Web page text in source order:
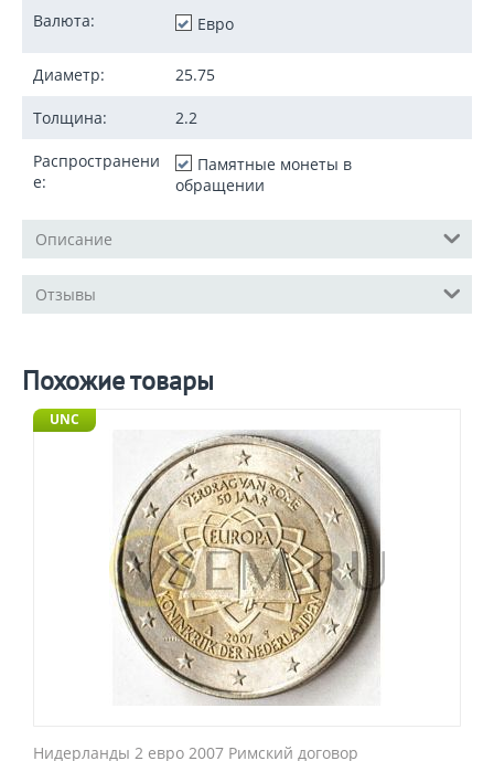
Валюта: Евро
Диаметр: 25.75
Толщина: 2.2
Распространени
е:
Памятные монеты в
обращении
Описание
Отзывы
Похожие товары
UNC
Нидерланды 2 евро 2007 Римский договор